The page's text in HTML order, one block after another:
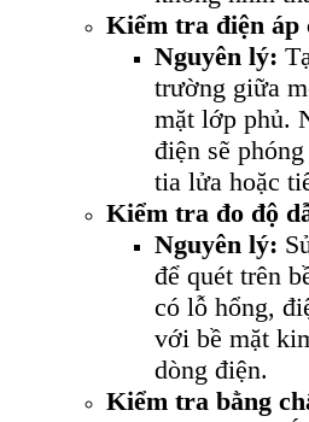
Kiểm tra điện áp
Nguyên lý:
trường giữa
mặt lớp phủ.
điện sẽ
tia lửa hoặc
Kiểm tra đo độ
Nguyên lý:
để quét trên
có lỗ hổng,
với bề mặt
dòng điện.
Kiểm tra bằng